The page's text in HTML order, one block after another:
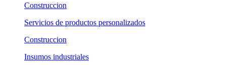
Construccion
Servicios de productos personalizados
Construccion
Insumos industriales